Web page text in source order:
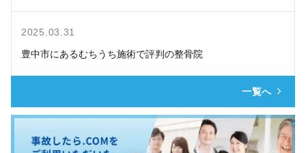
2025.03.31
豊中市にあるむちうち施術で評判の整骨院
一覧へ